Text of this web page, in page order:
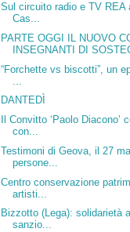
Sul circuito radio e TV REA
Cas...
PARTE OGGI IL NUOVO
INSEGNANTI DI
“Forchette vs biscotti”, un
DANTEDÌ
Il Convitto ‘Paolo Diacono’
con...
Testimoni di Geova, il 27
persone...
Centro conservazione
artisti...
Bizzotto (Lega): solidarietà
sanzio...